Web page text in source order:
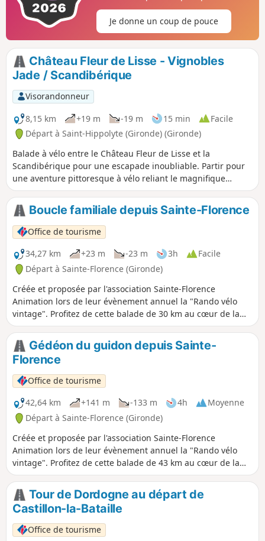
Je donne un coup de pouce
Château Fleur de Lisse - Vignobles
Jade / Scandibérique
Visorandonneur
8,15 km
+19 m -19 m 15 min
Facile
Départ à Saint-Hippolyte (Gironde) (Gironde)
Balade à vélo entre le Château Fleur de Lisse et la
Scandibérique pour une escapade inoubliable. Partir pour
une aventure pittoresque à vélo reliant le magnifique
Château Fleur de Lisse à la Scandibérique. Traverser les
vignobles de Saint-Émilion, admirer des châteaux
historiques, et découvrir des villages charmants. Ce
parcours offre la tranquillité des routes de campagne et la
beauté des paysages bordelais. Débutant parmi les vignes
luxuriantes, le voyage mène à la célèbre Voie Verte
européenne, la Scandibérique. Pédaler à travers des
paysages bucoliques, et profiter de l'air pur, tout en
savourant l'émerveillement de chaque instant.
Boucle familiale depuis Sainte-Florence
Office de tourisme
34,27 km
+23 m -23 m 3h
Facile
Départ à Sainte-Florence (Gironde)
Créée et proposée par l'association Sainte-Florence
Animation lors de leur évènement annuel la "Rando vélo
vintage". Profitez de cette balade de 30 km au cœur de la
nature, entre coteaux et rivière pour (re)découvrir nos
paysages locaux.
Gédéon du guidon depuis Sainte-
Florence
Office de tourisme
42,64 km
+141 m -133 m 4h
Moyenne
Départ à Sainte-Florence (Gironde)
Créée et proposée par l'association Sainte-Florence
Animation lors de leur évènement annuel la "Rando vélo
vintage". Profitez de cette balade de 43 km au cœur de la
nature, entre coteaux et rivière pour (re)découvrir nos
paysages locaux.
Tour de Dordogne au départ de
Castillon-la-Bataille
Office de tourisme